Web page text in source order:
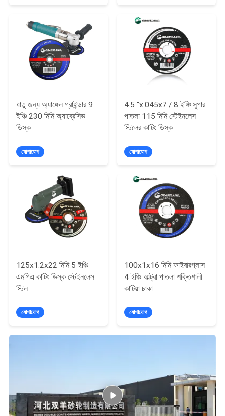
ধাতু জন্য অ্যাঙ্গেল গ্রাইন্ডার 9
ইঞ্চি 230 মিমি অ্যাব্রেসিভ
ডিস্ক
যোগাযোগ
4.5 "x.045x7 / 8 ইঞ্চি সুপার
পাতলা 115 মিমি স্টেইনলেস
স্টিলের কাটিং ডিস্ক
যোগাযোগ
125x1.2x22 মিমি 5 ইঞ্চি
এমপিএ কাটিং ডিস্ক স্টেইনলেস
স্টিল
যোগাযোগ
100x1x16 মিমি ফাইবারগ্লাস
4 ইঞ্চি আল্ট্রা পাতলা শক্তিশালী
কাটিয়া চাকা
যোগাযোগ